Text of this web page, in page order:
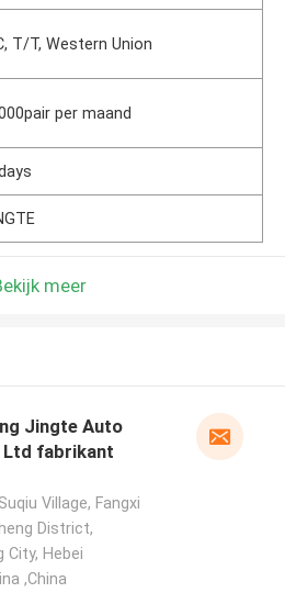
T/T, Western Union
per maand
meer
Jingte Auto
Ltd fabrikant
Village, Fangxi
District,
City, Hebei
,China